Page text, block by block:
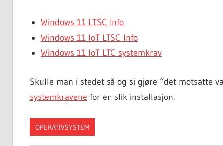
Windows 11 LTSC Info
Windows 11 IoT LTSC Info
Windows 11 IoT LTC systemkrav
Skulle man i stedet så og si gjøre “det motsatte
systemkravene for en slik installasjon.
OPERATIVSYSTEM